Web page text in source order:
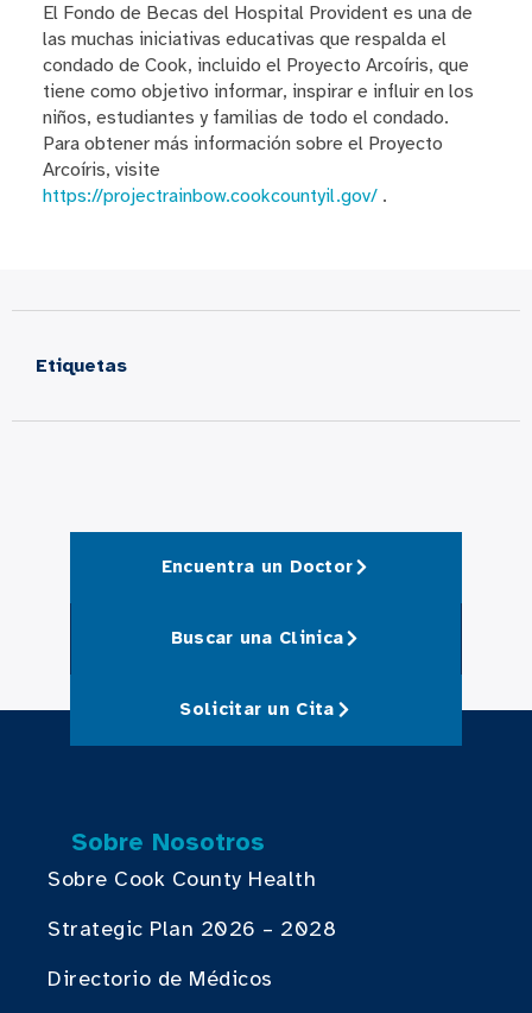
El Fondo de Becas del Hospital Provident es una de
las muchas iniciativas educativas que respalda el
condado de Cook, incluido el Proyecto Arcoíris, que
tiene como objetivo informar, inspirar e influir en los
niños, estudiantes y familias de todo el condado.
Para obtener más información sobre el Proyecto
Arcoíris, visite
https://projectrainbow.cookcountyil.gov/.
Etiquetas
Encuentra un Doctor
Buscar una Clinica
Solicitar un Cita
Sobre Nosotros
Sobre Cook County Health
Strategic Plan 2026 – 2028
Directorio de Médicos